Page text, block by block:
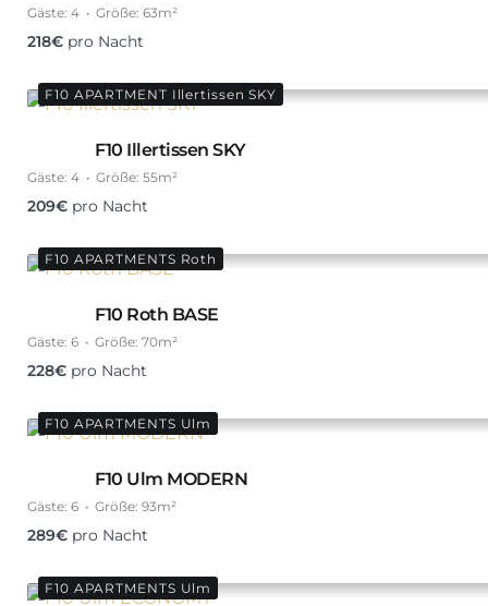
Gäste: 4 Größe: 63m²
218€ pro Nacht
F10 APARTMENT Illertissen SKY
F10 Illertissen SKY
Gäste: 4 Größe: 55m²
209€ pro Nacht
F10 APARTMENTS Roth
F10 Roth BASE
Gäste: 6 Größe: 70m²
228€ pro Nacht
F10 APARTMENTS Ulm
F10 Ulm MODERN
Gäste: 6 Größe: 93m²
289€ pro Nacht
F10 APARTMENTS Ulm